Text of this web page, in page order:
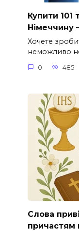
Купити 101
Німеччину
Хочете
неможливо
0 485
Слова
причастям